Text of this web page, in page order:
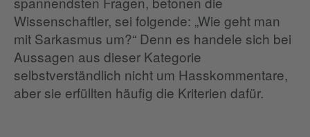
Wissenschaftler, sei folgende: „Wie geht man
mit Sarkasmus um?“ Denn es handele sich bei
Aussagen aus dieser Kategorie
selbstverständlich nicht um Hasskommentare,
aber sie erfüllten häufig die Kriterien dafür.